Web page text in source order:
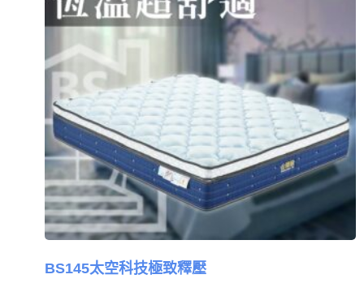
BS145太空科技極致釋壓